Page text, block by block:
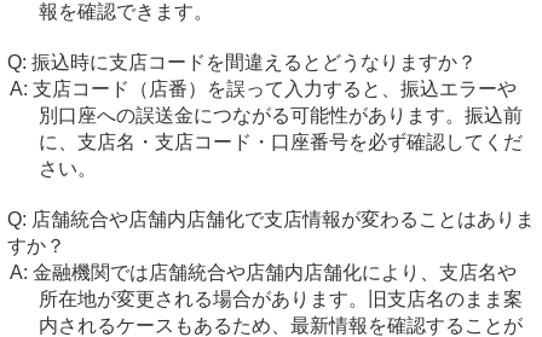
報を確認できます。
振込時に支店コードを間違えるとどうなりますか？
支店コード（店番）を誤って入力すると、振込エラーや
別口座への誤送金につながる可能性があります。振込前
に、支店名・支店コード・口座番号を必ず確認してくだ
さい。
店舗統合や店舗内店舗化で支店情報が変わることはありま
すか？
金融機関では店舗統合や店舗内店舗化により、支店名や
所在地が変更される場合があります。旧支店名のまま案
内されるケースもあるため、最新情報を確認することが